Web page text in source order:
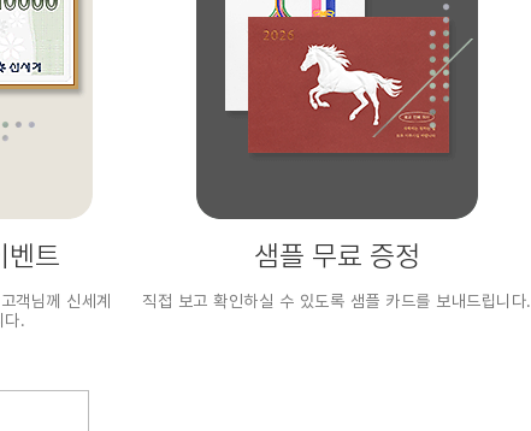
벤트
객님께 신세계
다.
샘플 무료 증정
직접 보고 확인하실 수 있도록 샘플 카드를 보내드립니다.